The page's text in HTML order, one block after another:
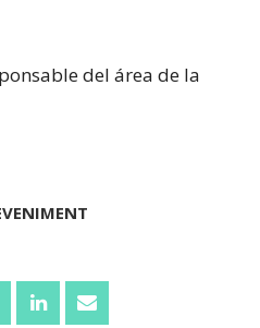
del área de la